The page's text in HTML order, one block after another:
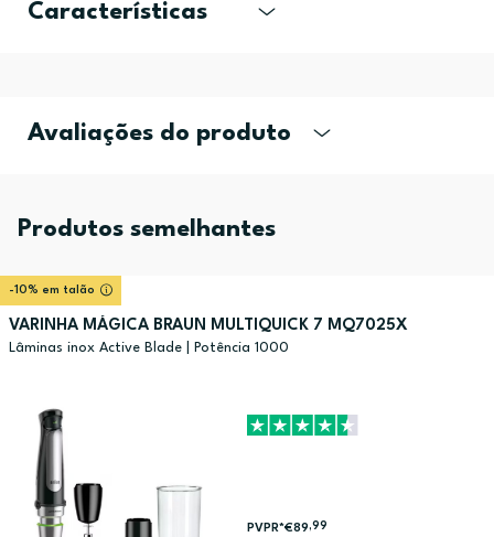
Características
Avaliações do produto
Produtos semelhantes
-10% em talão
VARINHA MÁGICA BRAUN MULTIQUICK 7 MQ7025X
Lâminas inox Active Blade | Potência 1000
PVPR*€89,99